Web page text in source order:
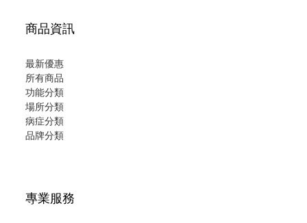
商品資訊
最新優惠
所有商品
功能分類
場所分類
病症分類
品牌分類
專業服務